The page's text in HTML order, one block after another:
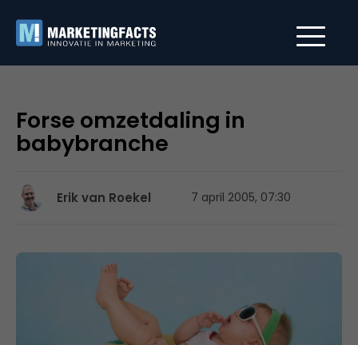
Forse omzetdaling in
babybranche
Erik van Roekel 7 april 2005, 07:30